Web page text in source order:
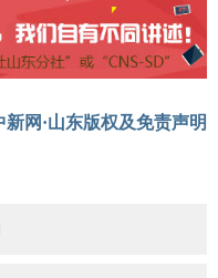
新网·山东版权及免责声明